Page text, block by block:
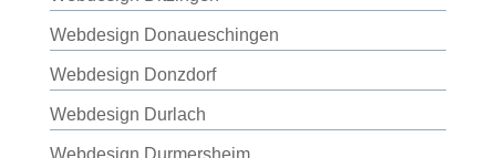
Webdesign Donaueschingen
Webdesign Donzdorf
Webdesign Durlach
Webdesign Durmersheim